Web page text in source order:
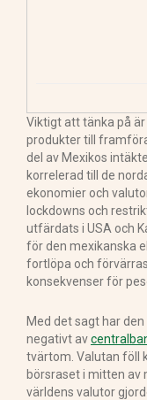
Viktigt att tänka på
produkter till
del av Mexikos
korrelerad till de
ekonomier och
lockdowns och
utfärdats i USA och
för den mexikanska
fortlöpa och
konsekvenser för
Med det sagt har
negativt av
tvärtom. Valutan föll
börsraset i mitten av
världens valutor